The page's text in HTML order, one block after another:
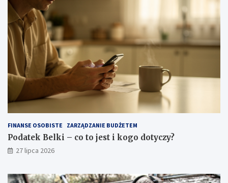
FINANSE OSOBISTE ZARZĄDZANIE BUDŻETEM
Podatek Belki – co to jest i kogo dotyczy?
27 lipca 2026